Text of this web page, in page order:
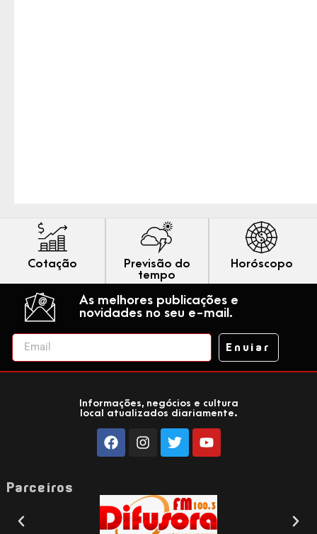
Cotação
Previsão do
tempo
Horóscopo
As melhores publicações e
novidades no seu e-mail.
Enviar
Informações, negócios e cultura
local atualizados diariamente.
Parceiros